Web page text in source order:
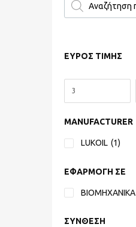
ΕΥΡΟΣ ΤΙΜΗΣ
MANUFACTURER
LUKOIL (1)
ΕΦΑΡΜΟΓΗ ΣΕ
ΒΙΟΜΗΧΑΝΙΚΑ
ΣΥΝΘΕΣΗ